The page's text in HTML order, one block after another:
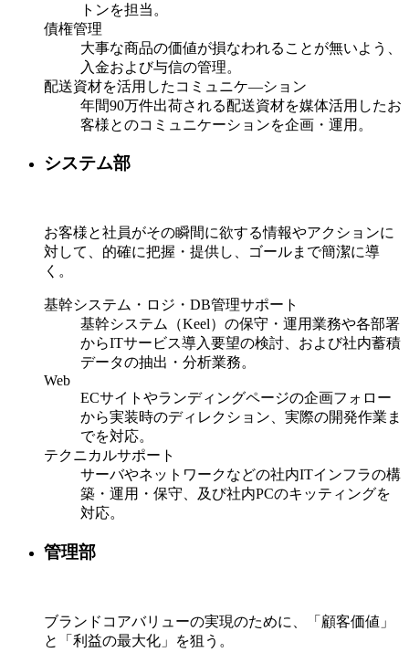
トンを担当。
債権管理
大事な商品の価値が損なわれることが無いよう、
入金および与信の管理。
配送資材を活用したコミュニケ―ション
年間90万件出荷される配送資材を媒体活用したお
客様とのコミュニケーションを企画・運用。
システム部
お客様と社員がその瞬間に欲する情報やアクションに
対して、的確に把握・提供し、ゴールまで簡潔に導
く。
基幹システム・ロジ・DB管理サポート
基幹システム（Keel）の保守・運用業務や各部署
からITサービス導入要望の検討、および社内蓄積
データの抽出・分析業務。
Web
ECサイトやランディングページの企画フォロー
から実装時のディレクション、実際の開発作業ま
でを対応。
テクニカルサポート
サーバやネットワークなどの社内ITインフラの構
築・運用・保守、及び社内PCのキッティングを
対応。
管理部
ブランドコアバリューの実現のために、「顧客価値」
と「利益の最大化」を狙う。